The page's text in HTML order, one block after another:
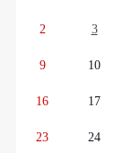
2 3
9 10
16 17
23 24